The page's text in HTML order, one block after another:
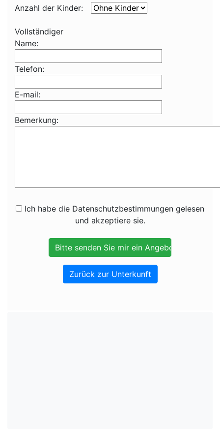
Anzahl der Kinder:
Vollständiger
Name:
Telefon:
E-mail:
Bemerkung:
Ich habe die Datenschutzbestimmungen gelesen
und akzeptiere sie.
Zurück zur Unterkunft